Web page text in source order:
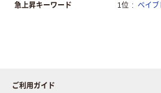
急上昇キーワード 1位 ベイブ
ご利用ガイド